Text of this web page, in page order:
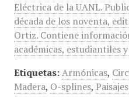
Eléctrica de la UANL.
década de los noventa,
Ortiz. Contiene
académicas, estudiantiles
Etiquetas: Armónicas,
Madera, O-splines,